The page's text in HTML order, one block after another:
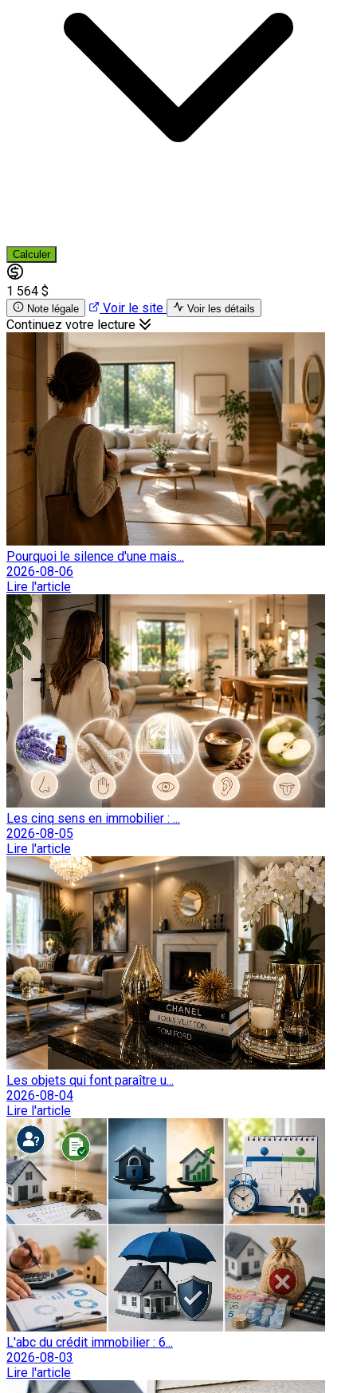
Calculer
1 564 $
Note légale Voir le site Voir les détails
Continuez votre lecture
Pourquoi le silence d'une mais...
2026-08-06
Lire l'article
Les cinq sens en immobilier : ...
2026-08-05
Lire l'article
Les objets qui font paraître u...
2026-08-04
Lire l'article
L'abc du crédit immobilier : 6...
2026-08-03
Lire l'article